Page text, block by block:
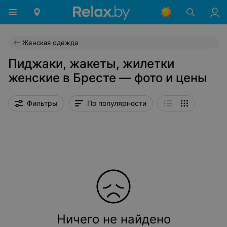
Женская одежда
Пиджаки, жакеты, жилетки
женские в Бресте — фото и цены
Фильтры По популярности
Ничего не найдено